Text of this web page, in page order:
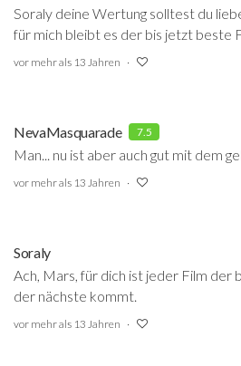
Soraly deine Wertung solltest du
für mich bleibt es der bis jetzt beste
vor mehr als 13 Jahren
NevaMasquarade 7.5
Man... nu ist aber auch gut mit dem
vor mehr als 13 Jahren
Soraly
Ach, Mars, für dich ist jeder Film der
der nächste kommt.
vor mehr als 13 Jahren